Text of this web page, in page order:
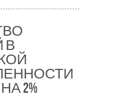
В
2%